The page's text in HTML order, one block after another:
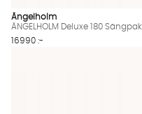
Ängelholm
ÄNGELHOLM Deluxe 180
16990 :-